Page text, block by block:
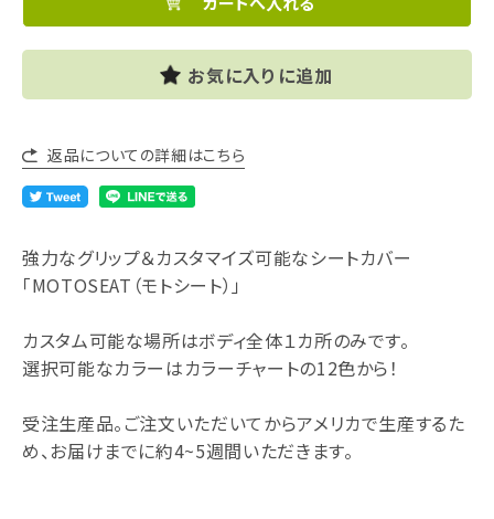
お気に入りに追加
返品についての詳細はこちら
強力なグリップ＆カスタマイズ可能なシートカバー
「MOTOSEAT（モトシート）」
カスタム可能な場所はボディ全体１カ所のみです。
選択可能なカラーはカラーチャートの12色から！
受注生産品。ご注文いただいてからアメリカで生産するた
め、お届けまでに約4~5週間いただきます。